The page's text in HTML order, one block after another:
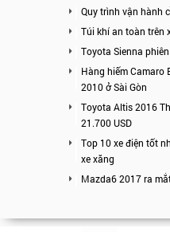
Quy trình vận hành
Túi khí an toàn trên
Toyota Sienna
Hàng hiếm Camaro
2010 ở Sài Gòn
Toyota Altis 2016
21.700 USD
Top 10 xe điện tốt
xe xăng
Mazda6 2017 ra